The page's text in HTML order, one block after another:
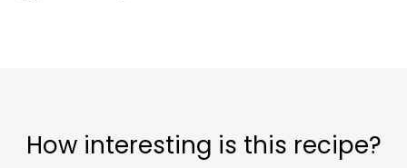
How interesting is this recipe?